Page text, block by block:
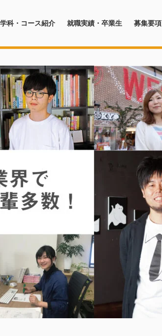
学科・コース紹介 就職実績・卒業生 募集要項